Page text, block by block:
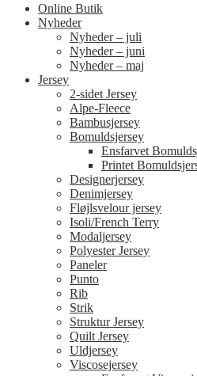
Online Butik
Nyheder
Nyheder – juli
Nyheder – juni
Nyheder – maj
Jersey
2-sidet Jersey
Alpe-Fleece
Bambusjersey
Bomuldsjersey
Ensfarvet
Printet
Designerjersey
Denimjersey
Fløjlsvelour jersey
Isoli/French Terry
Modaljersey
Polyester Jersey
Paneler
Punto
Rib
Strik
Struktur Jersey
Quilt Jersey
Uldjersey
Viscosejersey